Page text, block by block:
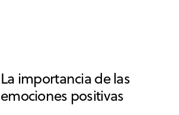
La importancia de las
emociones positivas